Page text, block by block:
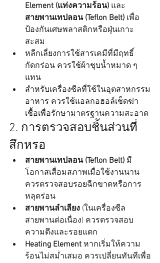
Element (แท่งความร้อน) และ
สายพานเทปลอน (Teflon Belt) เพื่อ
ป้องกันเศษพลาสติกหรือฝุ่นเกาะ
สะสม
หลีกเลี่ยงการใช้สารเคมีที่มีฤทธิ์
กัดกร่อน ควรใช้ผ้าชุบน้ำหมาด ๆ
แทน
สำหรับเครื่องซีลที่ใช้ในอุตสาหกรรม
อาหาร ควรใช้แอลกอฮอล์เช็ดฆ่า
เชื้อเพื่อรักษามาตรฐานความสะอาด
2. การตรวจสอบชิ้นส่วนที่
สึกหรอ
สายพานเทปลอน (Teflon Belt) มี
โอกาสเสื่อมสภาพเมื่อใช้งานนาน
ควรตรวจสอบรอยฉีกขาดหรือการ
หลุดร่อน
สายพานลำเลียง (ในเครื่องซีล
สายพานต่อเนื่อง) ควรตรวจสอบ
ความตึงและรอยแตก
Heating Element หากเริ่มให้ความ
ร้อนไม่สม่ำเสมอ ควรเปลี่ยนทันทีเพื่อ